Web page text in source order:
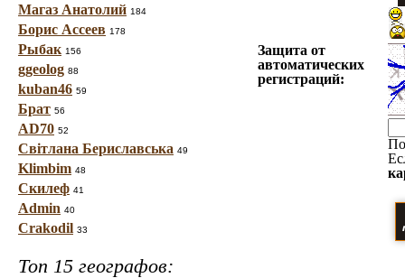
Магаз Анатолий 184
Борис Ассеев 178
Рыбак 156
ggeolog 88
kuban46 59
Брат 56
AD70 52
Світлана Бериславська 49
Klimbim 48
Скилеф 41
Admin 40
Crakodil 33
Топ 15 географов:
Защита от
автоматических
регистраций: